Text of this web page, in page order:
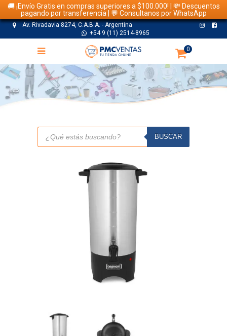
🚚 ¡Envío Gratis en compras superiores a $100.000! | 💸 Descuentos
pagando por transferencia | 💬 Consultanos por WhatsApp
Av. Rivadavia 8274, C.A.B.A. - Argentina
+54 9 (11) 2514-8965
0
TIENDA
Búsqueda
productos
BUSCAR